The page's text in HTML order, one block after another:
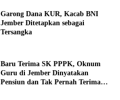
Garong Dana KUR, Kacab BNI
Jember Ditetapkan sebagai
Tersangka
Baru Terima SK PPPK, Oknum
Guru di Jember Dinyatakan
Pensiun dan Tak Pernah Terima